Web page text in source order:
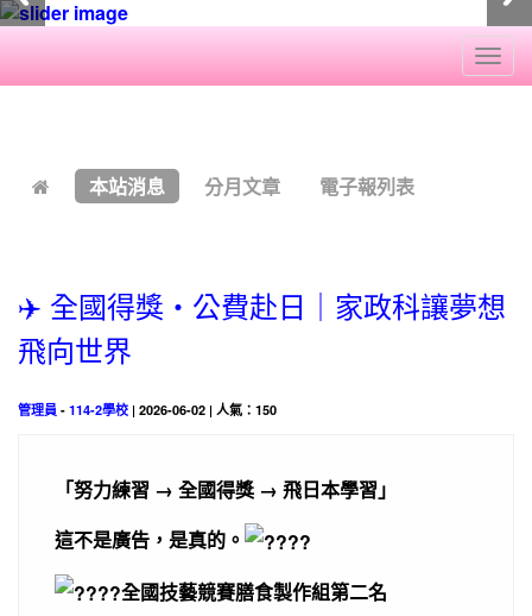
本站消息 分月文章 電子報列表
✈️ 全國得獎・公費赴日｜家政科讓夢想
飛向世界
管理員 - 114-2學校 | 2026-06-02 | 人氣：150
「努力練習 → 全國得獎 → 飛日本學習」
這不是廣告，是真的。
全國技藝競賽膳食製作組第二名